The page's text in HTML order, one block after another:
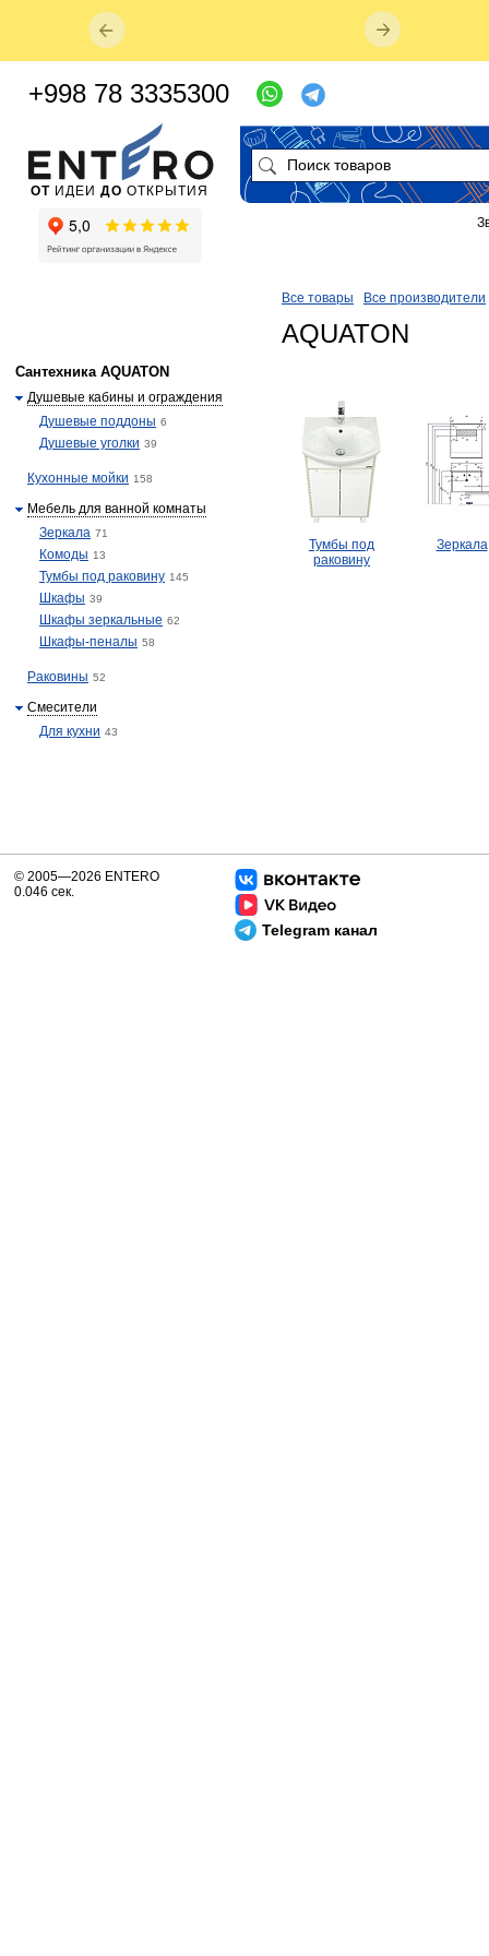
Все товары Все производители
AQUATON
Тумбы под
раковину
Зеркала
Сантехника AQUATON
Душевые кабины и ограждения
Душевые поддоны 6
Душевые уголки 39
Кухонные мойки 158
Мебель для ванной комнаты
Зеркала 71
Комоды 13
Тумбы под раковину 145
Шкафы 39
Шкафы зеркальные 62
Шкафы-пеналы 58
Раковины 52
Смесители
Для кухни 43
ОТ ИДЕИ ДО ОТКРЫТИЯ
+998 78 3335300
Telegram канал
© 2005—2026 ENTERO
0.046 сек.